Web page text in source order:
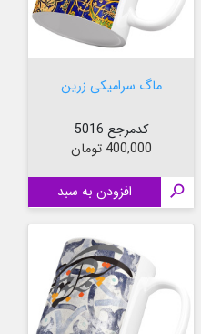
ماگ سرامیکی زرین
کدمرجع 5016
قیمت
400,000 تومان
 افزودن به سبد